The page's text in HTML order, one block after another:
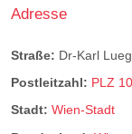
Adresse
Straße: Dr-Karl
Postleitzahl: PLZ
Stadt: Wien-Stadt